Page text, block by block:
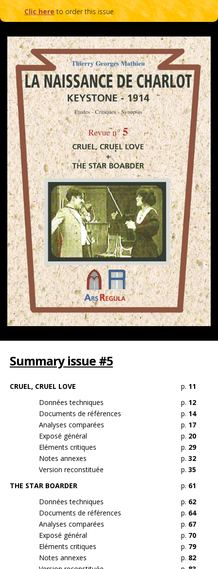
Clic hereto order this issue.
Summary issue #5
CRUEL, CRUEL LOVE p. 11
Données techniques
p. 12
Documents de références
p. 14
Analyses comparées
p. 17
Exposé général
p. 20
Eléments critiques
p. 29
Notes annexes
p. 32
Version reconstituée
p. 35
THE STAR BOARDER
p. 61
Données techniques
p. 62
Documents de références
p. 64
Analyses comparées
p. 67
Exposé général
p. 70
Eléments critiques
p. 79
Notes annexes
p. 82